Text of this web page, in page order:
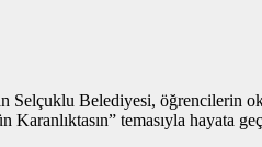
Belediyesi, öğrencilerin
Karanlıktasın” temasıyla